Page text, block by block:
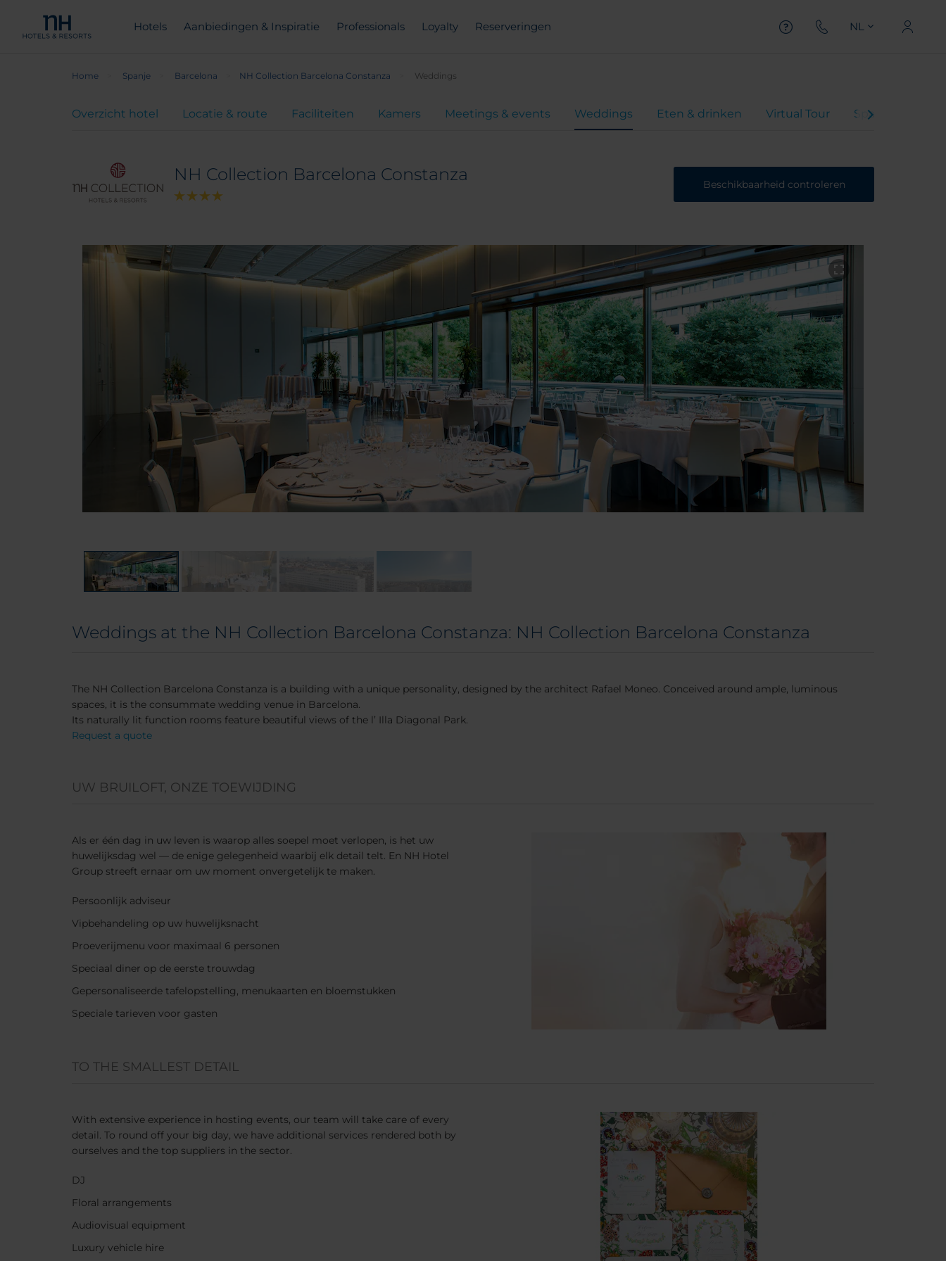
Hotels Aanbiedingen & Inspiratie Professionals Loyalty Reserveringen NL
Home Spanje Barcelona NH Collection Barcelona Constanza Weddings
Overzicht hotel Locatie & route Faciliteiten Kamers Meetings & events Weddings Eten & drinken Virtual Tour Spa
NH Collection Barcelona Constanza Beschikbaarheid controleren
Weddings at the NH Collection Barcelona Constanza: NH Collection Barcelona Constanza
The NH Collection Barcelona Constanza is a building with a unique personality, designed by the architect Rafael Moneo. Conceived around ample, luminous
spaces, it is the consummate wedding venue in Barcelona.
Its naturally lit function rooms feature beautiful views of the l’ Illa Diagonal Park.
Request a quote
UW BRUILOFT, ONZE TOEWIJDING
Als er één dag in uw leven is waarop alles soepel moet verlopen, is het uw
huwelijksdag wel — de enige gelegenheid waarbij elk detail telt. En NH Hotel
Group streeft ernaar om uw moment onvergetelijk te maken.
Persoonlijk adviseur
Vipbehandeling op uw huwelijksnacht
Proeverijmenu voor maximaal 6 personen
Speciaal diner op de eerste trouwdag
Gepersonaliseerde tafelopstelling, menukaarten en bloemstukken
Speciale tarieven voor gasten
TO THE SMALLEST DETAIL
With extensive experience in hosting events, our team will take care of every
detail. To round off your big day, we have additional services rendered both by
ourselves and the top suppliers in the sector.
DJ
Floral arrangements
Audiovisual equipment
Luxury vehicle hire